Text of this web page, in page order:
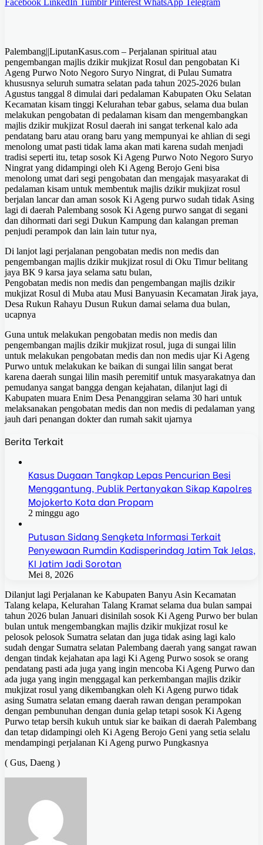
Facebook LinkedIn Tumblr Pinterest WhatsApp Telegram
Palembang||LiputanKasus.com – Perjalanan spiritual atau
pengembangan majlis dzikir mukjizat Rosul dan pengobatan Ki
Ageng Purwo Noto Negoro Suryo Ningrat, di Pulau Sumatra
khususnya seluruh sumatra selatan pada tahun 2025-2026 bulan
Agustus tanggal 8 dimulai dari pedalaman Kabupaten Oku Selatan
Kecamatan kisam tinggi Kelurahan tebar gabus, selama dua bulan
melakukan pengobatan di pedalaman kisam dan mengembangkan
majlis dzikir mukjizat Rosul daerah ini sangat terkenal kalo ada
pendatang baru atau orang baru yang mempunyai ke ahlian di segi
menolong umat pasti tidak lama akan mati karena sudah menjadi
tradisi seperti itu, tetap sosok Ki Ageng Purwo Noto Negoro Suryo
Ningrat yang didampingi oleh Ki Ageng Berojo Geni bisa
menolong umat dari segi pengobatan dan mengajak masyarakat di
pedalaman kisam untuk membentuk majlis dzikir mukjizat rosul
berjalan lancar dan aman sosok Ki Ageng purwo sudah tidak Asing
lagi di daerah Palembang sosok Ki Ageng purwo sangat di segani
dan dihormati dari segi Dukun Kampung dan kalangan preman
penjudi perampok dan lain lain tutur nya,
Di lanjot lagi perjalanan pengobatan medis non medis dan
pengembangan majlis dzikir mukjizat rosul di Oku Timur belitang
jaya BK 9 karsa jaya selama satu bulan,
Pengobatan medis non medis dan pengembangan majlis dzikir
mukjizat Rosul di Muba atau Musi Banyuasin Kecamatan Jirak jaya,
Desa Rukun Rahayu Dusun Rukun damai selama dua bulan,
ucapnya
Guna untuk melakukan pengobatan medis non medis dan
pengembangan majlis dzikir mukjizat rosul, juga di sungai lilin
untuk melakukan pengobatan medis dan non medis ujar Ki Ageng
Purwo untuk melakukan ke baikan di sungai lilin sangat berat
karena daerah sungai lilin masih peremitif untuk masyarakatnya dan
pemudanya sangat bangga dengan kejahatan, dilanjut lagi di
Kabupaten muara Enim Desa Penanggiran selama 30 hari untuk
melaksanakan pengobatan medis dan non medis di pedalaman yang
jauh dari penangan dokter dan rumah sakit ujarnya
Berita Terkait
Kasus Dugaan Tangkap Lepas Pencurian Besi
Menggantung, Publik Pertanyakan Sikap Kapolres
Mojokerto Kota dan Propam
2 minggu ago
Putusan Sidang Sengketa Informasi Terkait
Penyewaan Rumdin Kadisperindag Jatim Tak Jelas,
KI Jatim Jadi Sorotan
Mei 8, 2026
Dilanjut lagi Perjalanan ke Kabupaten Banyu Asin Kecamatan
Talang kelapa, Kelurahan Talang Kramat selama dua bulan sampai
tahun 2026 bulan Januari disinilah sosok Ki Ageng Purwo ber bulan
bulan untuk mengembangkan majlis dzikir mukjizat rosul ke
pelosok pelosok Sumatra selatan dan juga tidak asing lagi kalo
sudah dengar Sumatra selatan Palembang daerah yang sangat rawan
dengan tindak kejahatan apa lagi Ki Ageng Purwo sosok se orang
pendatang pasti ada juga yang ingin mencoba Ki Ageng Purwo dan
ada juga yang ingin menggagal kan perkembangan majlis dzikir
mukjizat rosul yang dikembangkan oleh Ki Ageng purwo tidak
asing Sumatra selatan emang daerah rawan dengan perampokan
dengan pembunuhan dengan dunia gelap tetapi sosok Ki Ageng
Purwo tetap bersih kukuh untuk siar ke baikan di daerah Palembang
dan tetap didampingi oleh Ki Ageng Berojo Geni yang setia selalu
mendampingi perjalanan Ki Ageng purwo Pungkasnya
( Gus, Daeng )